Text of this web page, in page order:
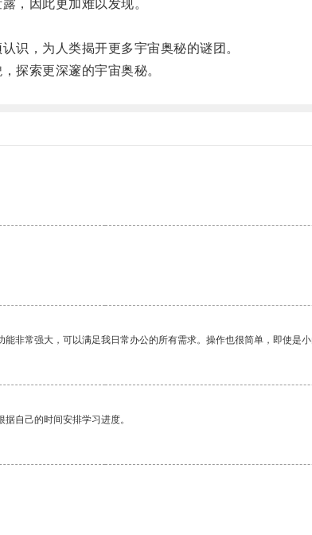
，因此更加难以发现。
，为人类揭开更多宇宙奥秘的谜团。
探索更深邃的宇宙奥秘。
非常强大，可以满足我日常办公的所有需求。操作也很简单，即使是小
自己的时间安排学习进度。